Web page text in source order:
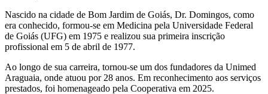
Nascido na cidade de Bom Jardim de Goiás, Dr. Domingos, como
era conhecido, formou-se em Medicina pela Universidade Federal
de Goiás (UFG) em 1975 e realizou sua primeira inscrição
profissional em 5 de abril de 1977.
Ao longo de sua carreira, tornou-se um dos fundadores da Unimed
Araguaia, onde atuou por 28 anos. Em reconhecimento aos serviços
prestados, foi homenageado pela Cooperativa em 2025.